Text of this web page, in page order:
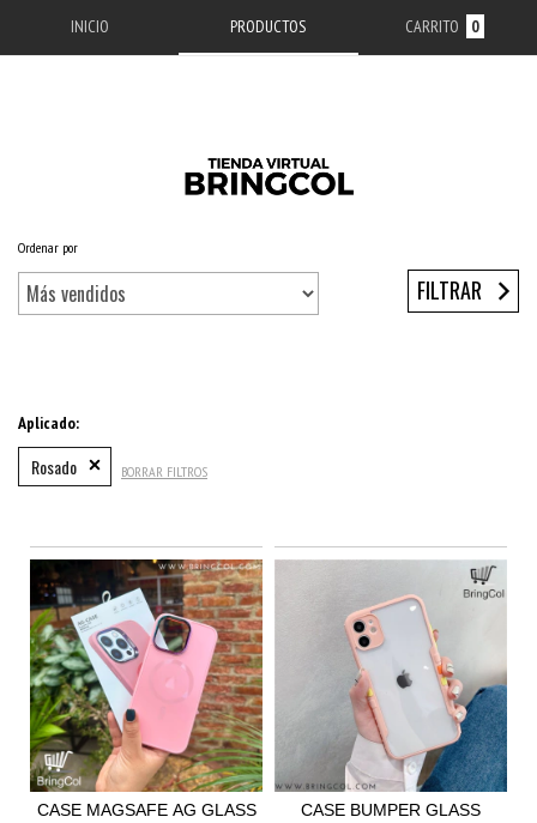
INICIO PRODUCTOS CARRITO 0
Inicio / ACCESORIOS APPLE
Ordenar por
FILTRAR
Aplicado:
Rosado BORRAR FILTROS
CASE MAGSAFE AG GLASS
CASE BUMPER GLASS